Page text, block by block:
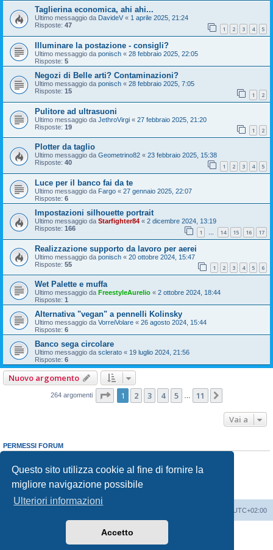
Questo sito utilizza cookie al fine di fornire la
migliore navigazione possibile
Ulteriori informazioni
Accetto
Taglierina economica, ahi ahi...
Ultimo messaggio da DavideV « 1 aprile 2025, 21:24
Risposte: 47 1 2 3 4 5
Illuminare la postazione - consigli?
Ultimo messaggio da ponisch « 28 febbraio 2025, 22:05
Risposte: 5
Negozi di Belle arti? Contaminazioni?
Ultimo messaggio da ponisch « 28 febbraio 2025, 7:05
Risposte: 15 1 2
Pulitore ad ultrasuoni
Ultimo messaggio da JethroVirgi « 27 febbraio 2025, 21:20
Risposte: 19 1 2
Plotter da taglio
Ultimo messaggio da Geometrino82 « 23 febbraio 2025, 15:38
Risposte: 40 1 2 3 4 5
Luce per il banco fai da te
Ultimo messaggio da Fargo « 27 gennaio 2025, 22:07
Risposte: 6
Impostazioni silhouette portrait
Ultimo messaggio da Starfighter84 « 2 dicembre 2024, 13:19
Risposte: 166 1 … 14 15 16 17
Realizzazione supporto da lavoro per aerei
Ultimo messaggio da ponisch « 20 ottobre 2024, 15:47
Risposte: 55 1 2 3 4 5 6
Wet Palette e muffa
Ultimo messaggio da FreestyleAurelio « 2 ottobre 2024, 18:44
Risposte: 1
Alternativa "vegan" a pennelli Kolinsky
Ultimo messaggio da VorreiVolare « 26 agosto 2024, 15:44
Risposte: 6
Banco sega circolare
Ultimo messaggio da sclerato « 19 luglio 2024, 21:56
Risposte: 6
Nuovo argomento
264 argomenti Pagina di 11
1 2 3 4 5 11
Vai a
PERMESSI FORUM
Non puoi
rispondere negli argomenti
Non puoimodificare i tuoi messaggi
Non puoicancellare i tuoi messaggi
Non puoi
inviare allegati
UTC+02:00
phpBB® Forum Software © phpBB Limited
phpBB-Italia.it